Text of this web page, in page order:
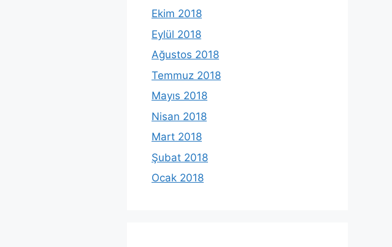
Ekim 2018
Eylül 2018
Ağustos 2018
Temmuz 2018
Mayıs 2018
Nisan 2018
Mart 2018
Şubat 2018
Ocak 2018